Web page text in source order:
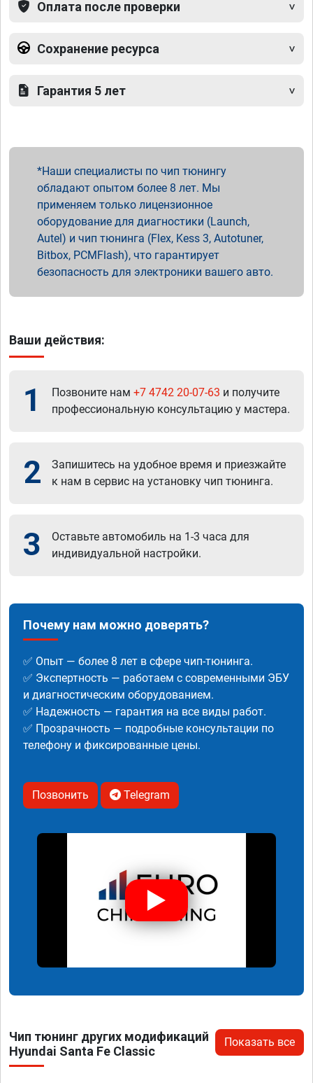
Оплата после проверки
Сохранение ресурса
Гарантия 5 лет
Наши специалисты по чип тюнингу
обладают опытом более 8 лет. Мы
применяем только лицензионное
оборудование для диагностики (Launch,
Autel) и чип тюнинга (Flex, Kess 3, Autotuner,
Bitbox, PCMFlash), что гарантирует
безопасность для электроники вашего авто.
Ваши действия:
1 Позвоните нам +7 4742 20-07-63 и получите
профессиональную консультацию у мастера.
2
Запишитесь на удобное время и приезжайте
к нам в сервис на установку чип тюнинга.
3
Оставьте автомобиль на 1-3 часа для
индивидуальной настройки.
Почему нам можно доверять?
✅ Опыт — более 8 лет в сфере чип-тюнинга.
✅ Экспертность — работаем с современными ЭБУ
и диагностическим оборудованием.
✅ Надежность — гарантия на все виды работ.
✅ Прозрачность — подробные консультации по
телефону и фиксированные цены.
Позвонить Telegram
Чип тюнинг других модификаций
Hyundai Santa Fe Classic
Показать все